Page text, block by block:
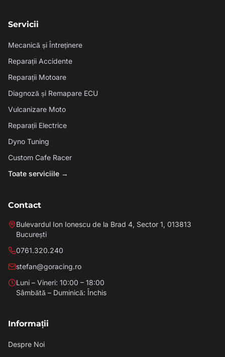
Servicii
Mecanică și Întreținere
Reparații Accidente
Reparații Motoare
Diagnoză și Remapare ECU
Vulcanizare Moto
Reparații Electrice
Dyno Tuning
Custom Cafe Racer
Toate serviciile →
Contact
Bulevardul Ion Ionescu de la Brad 4, Sector 1, 013813
București
0761.320.240
stefan@goracing.ro
Luni – Vineri: 10:00 – 18:00
Sâmbătă – Duminică: Închis
Informații
Despre Noi